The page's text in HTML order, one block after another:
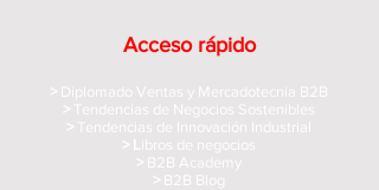
Acceso rápido
> Diplomado Ventas y Mercadotecnia B2B
>
Tendencias de Negocios Sostenibles
>
Tendencias de Innovación Industrial
> Libros de negocios
> B2B Academy
> B2B Blog